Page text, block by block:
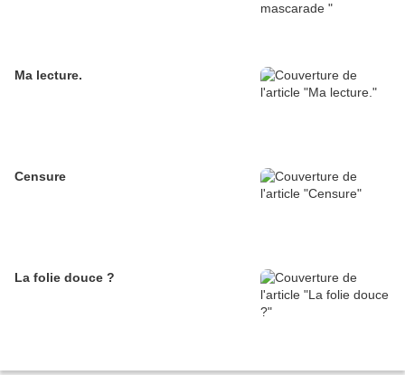
Ma lecture.
Censure
La folie douce ?